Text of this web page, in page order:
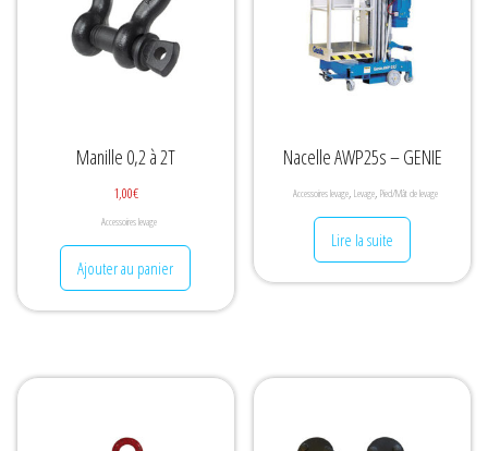
Manille 0,2 à 2T
1,00€
Accessoires levage
Ajouter au panier
Nacelle AWP25s – GENIE
Accessoires levage, Levage, Pied/Mât de levage
Lire la suite